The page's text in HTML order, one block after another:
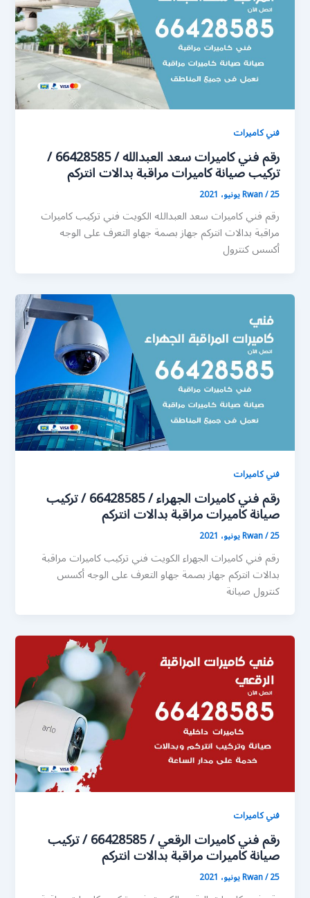
فني كاميرات
رقم فني كاميرات سعد العبدالله / 66428585 /
تركيب صيانة كاميرات مراقبة بدالات انتركم
Rwan/25 يونيو، 2021
رقم فني كاميرات سعد العبدالله الكويت فني تركيب كاميرات
مراقبة بدالات انتركم جهاز بصمة جهاو التعرف على الوجه
أكسس كنترول
فني كاميرات
رقم فني كاميرات الجهراء / 66428585 / تركيب
صيانة كاميرات مراقبة بدالات انتركم
Rwan/25 يونيو، 2021
رقم فني كاميرات الجهراء الكويت فني تركيب كاميرات مراقبة
بدالات انتركم جهاز بصمة جهاو التعرف على الوجه أكسس
كنترول صيانة
فني كاميرات
رقم فني كاميرات الرقعي / 66428585 / تركيب
صيانة كاميرات مراقبة بدالات انتركم
Rwan/25 يونيو، 2021